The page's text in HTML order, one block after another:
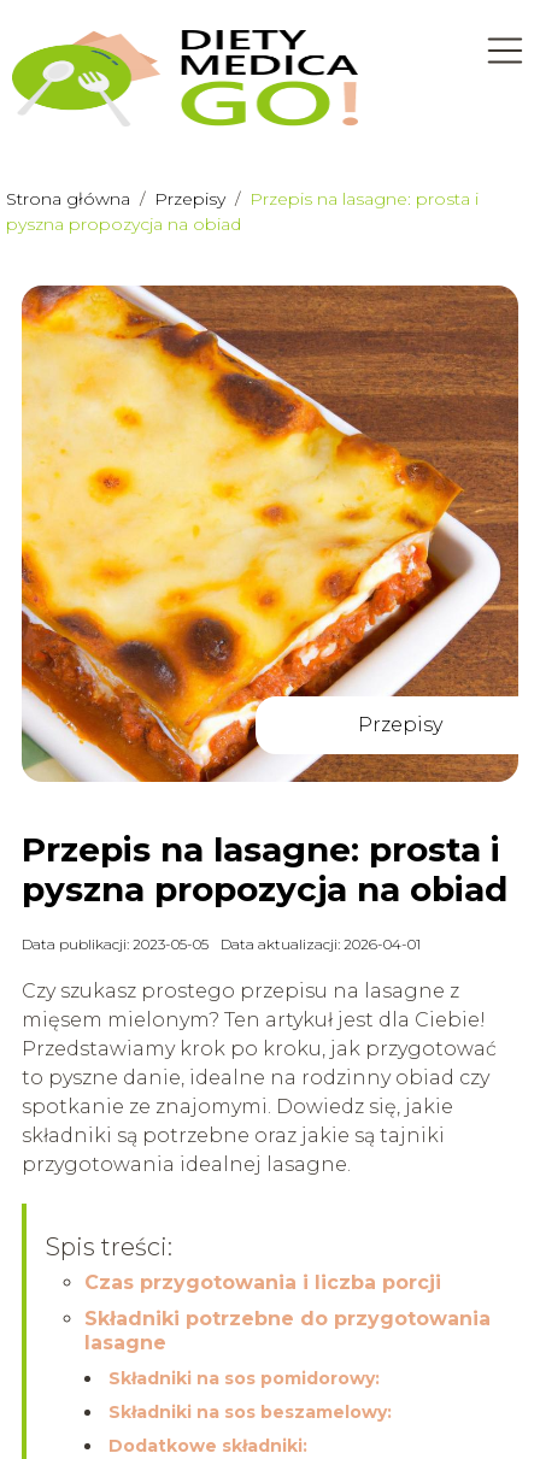
Strona główna / Przepisy / Przepis na lasagne: prosta i
pyszna propozycja na obiad
Przepisy
Przepis na lasagne: prosta i
pyszna propozycja na obiad
Data publikacji: 2023-05-05 Data aktualizacji: 2026-04-01
Czy szukasz prostego przepisu na lasagne z
mięsem mielonym? Ten artykuł jest dla Ciebie!
Przedstawiamy krok po kroku, jak przygotować
to pyszne danie, idealne na rodzinny obiad czy
spotkanie ze znajomymi. Dowiedz się, jakie
składniki są potrzebne oraz jakie są tajniki
przygotowania idealnej lasagne.
Spis treści:
Czas przygotowania i liczba porcji
Składniki potrzebne do przygotowania
lasagne
Składniki na sos pomidorowy:
Składniki na sos beszamelowy:
Dodatkowe składniki: